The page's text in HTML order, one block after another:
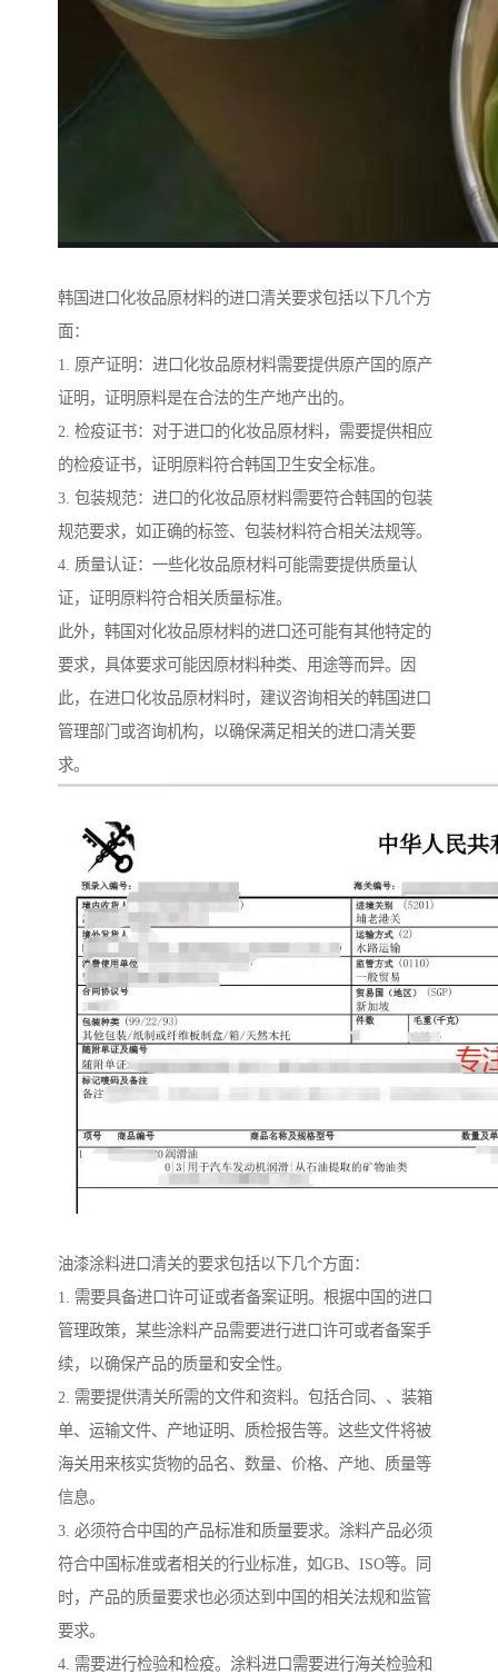
韩国进口化妆品原材料的进口清关要求包括以下几个方
面：
1. 原产证明：进口化妆品原材料需要提供原产国的原产
证明，证明原料是在合法的生产地产出的。
2. 检疫证书：对于进口的化妆品原材料，需要提供相应
的检疫证书，证明原料符合韩国卫生安全标准。
3. 包装规范：进口的化妆品原材料需要符合韩国的包装
规范要求，如正确的标签、包装材料符合相关法规等。
4. 质量认证：一些化妆品原材料可能需要提供质量认
证，证明原料符合相关质量标准。
此外，韩国对化妆品原材料的进口还可能有其他特定的
要求，具体要求可能因原材料种类、用途等而异。因
此，在进口化妆品原材料时，建议咨询相关的韩国进口
管理部门或咨询机构，以确保满足相关的进口清关要
求。
油漆涂料进口清关的要求包括以下几个方面：
1. 需要具备进口许可证或者备案证明。根据中国的进口
管理政策，某些涂料产品需要进行进口许可或者备案手
续，以确保产品的质量和安全性。
2. 需要提供清关所需的文件和资料。包括合同、、装箱
单、运输文件、产地证明、质检报告等。这些文件将被
海关用来核实货物的品名、数量、价格、产地、质量等
信息。
3. 必须符合中国的产品标准和质量要求。涂料产品必须
符合中国标准或者相关的行业标准，如GB、ISO等。同
时，产品的质量要求也必须达到中国的相关法规和监管
要求。
4. 需要进行检验和检疫。涂料进口需要进行海关检验和